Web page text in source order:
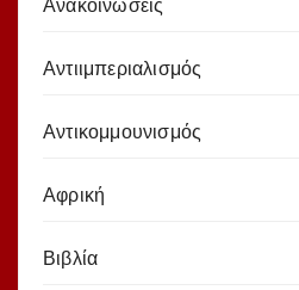
Ανακοινώσεις
Αντιιμπεριαλισμός
Αντικομμουνισμός
Αφρική
Βιβλία